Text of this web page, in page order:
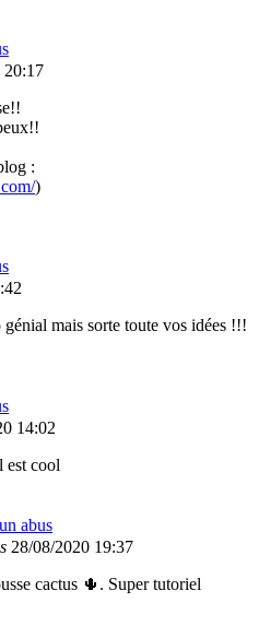
20:17
:
)
mais sorte toute vos idées !!!
14:02
est cool
abus
28/08/2020 19:37
cactus 🌵. Super tutoriel